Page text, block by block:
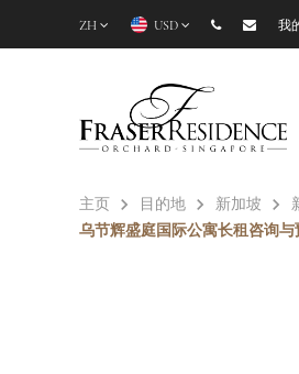
ZH USD 我
主页 目的地 新加坡
乌节辉盛庭国际公寓长租咨询